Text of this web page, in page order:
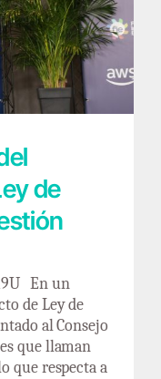
de Ley de
energética
de
En un
de Ley de
al Consejo
que llaman
que respecta a